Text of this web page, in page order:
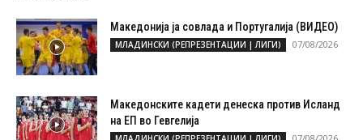
Македонија ја совлада и Португалија (ВИДЕО)
МЛАДИНСКИ (РЕПРЕЗЕНТАЦИИ | ЛИГИ) 07/08/2026
Македонските кадети денеска против Исланд
на ЕП во Гевгелија